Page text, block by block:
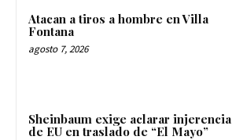
Atacan a tiros a hombre en Villa
Fontana
agosto 7, 2026
Sheinbaum exige aclarar injerencia
de EU en traslado de “El Mayo”